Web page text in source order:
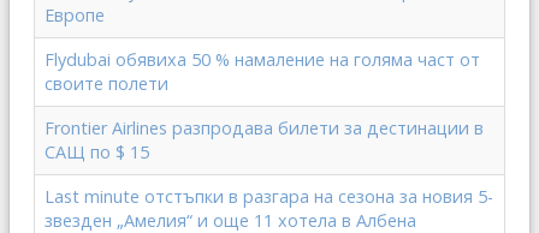
Европе
Flydubai обявиха 50 % намаление на голяма част от
своите полети
Frontier Airlines разпродава билети за дестинации в
САЩ по $ 15
Last minute отстъпки в разгара на сезона за новия 5-
звезден „Амелия“ и още 11 хотела в Албена